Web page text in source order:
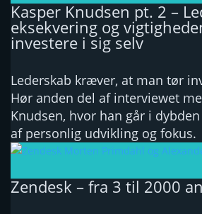
Kasper Knudsen pt. 2 –
eksekvering og
investere i sig selv
Lederskab kræver, at man tør
Hør anden del af interviewet
Knudsen, hvor han går i
af personlig udvikling og fokus.
Zendesk – fra 3 til 2000